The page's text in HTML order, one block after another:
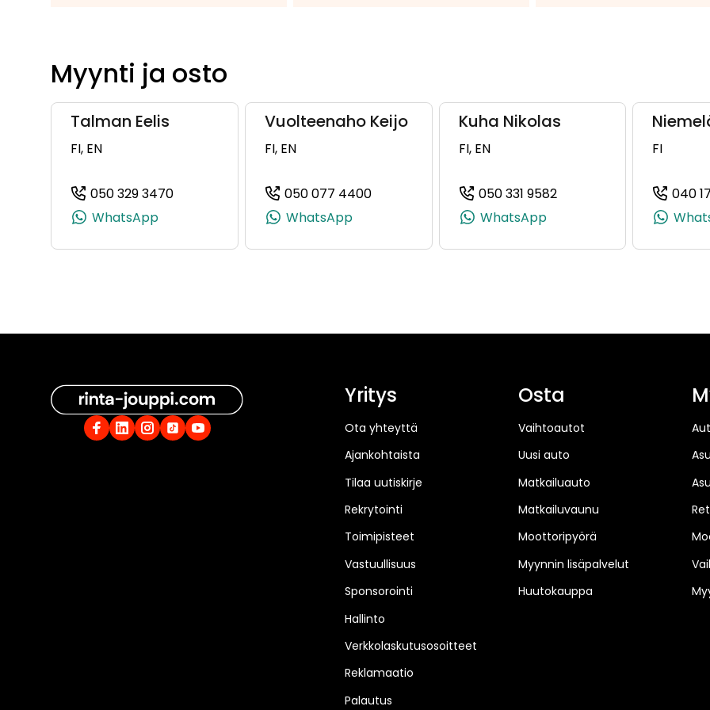
Myynti ja osto
Talman Eelis
FI, EN
050 329 3470
(+358503293470, 0503293470, +358 50 329 3470)
WhatsApp
Vuolteenaho Keijo
FI, EN
050 077 4400
(+358500774400, 0500774400, +358 50 077 4400)
WhatsApp
Kuha Nikolas
FI, EN
050 331 9582
(+358503319582,
WhatsApp
FI
040
Yritys
Ota yhteyttä
Ajankohtaista
Tilaa uutiskirje
Rekrytointi
Toimipisteet
Vastuullisuus
Sponsorointi
Hallinto
Verkkolaskutusosoitteet
Reklamaatio
Palautus
Osta
Vaihtoautot
Uusi auto
Matkailuauto
Matkailuvaunu
Moottoripyörä
Myynnin lisäpalvelut
Huutokauppa